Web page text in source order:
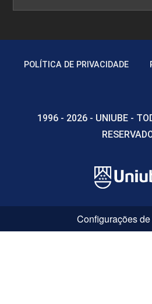
ENCONTRO
6
POLÍTICA DE PRIVACIDADE
1996 - 2026 - UNIUBE -
Configurações